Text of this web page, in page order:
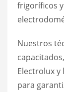
frigoríficos
Nuestros
Electrolux
para